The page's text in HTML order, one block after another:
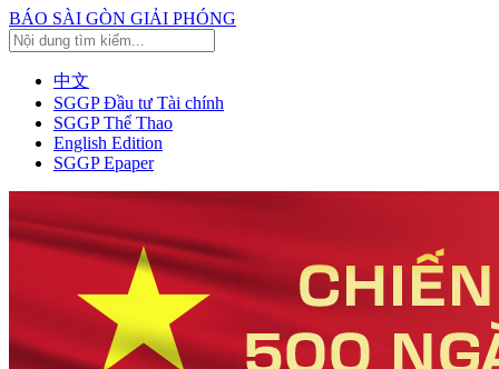
BÁO SÀI GÒN GIẢI PHÓNG
中文
SGGP Đầu tư Tài chính
SGGP Thể Thao
English Edition
SGGP Epaper